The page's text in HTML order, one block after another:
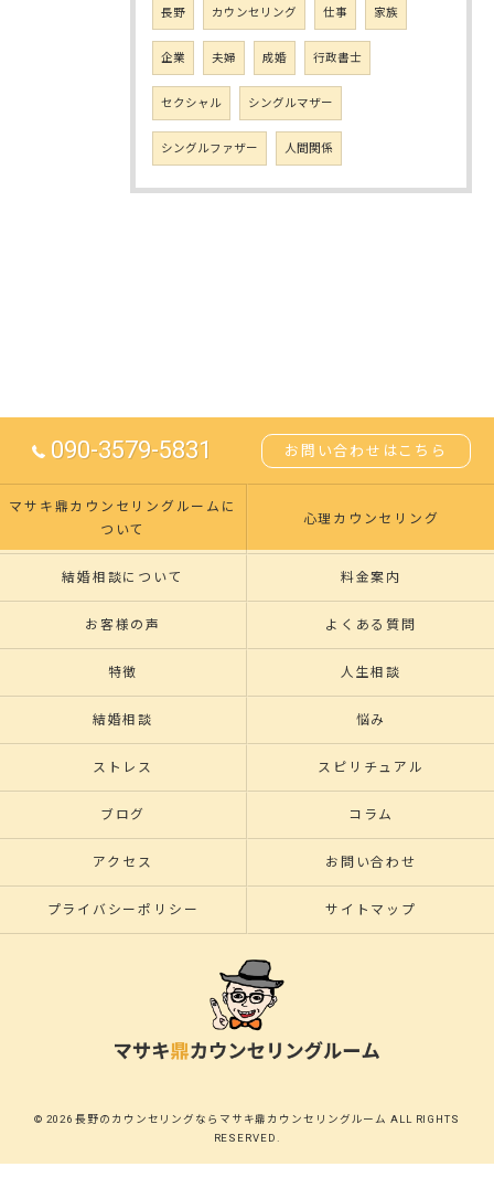
長野 カウンセリング 仕事 家族
企業 夫婦 成婚 行政書士
セクシャル シングルマザー
シングルファザー 人間関係
090-3579-5831 お問い合わせはこちら
マサキ鼎カウンセリングルームに
ついて
心理カウンセリング
結婚相談について 料金案内
お客様の声 よくある質問
特徴 人生相談
結婚相談 悩み
ストレス スピリチュアル
ブログ コラム
アクセス お問い合わせ
プライバシーポリシー サイトマップ
© 2026 長野のカウンセリングならマサキ鼎カウンセリングルーム ALL RIGHTS
RESERVED.